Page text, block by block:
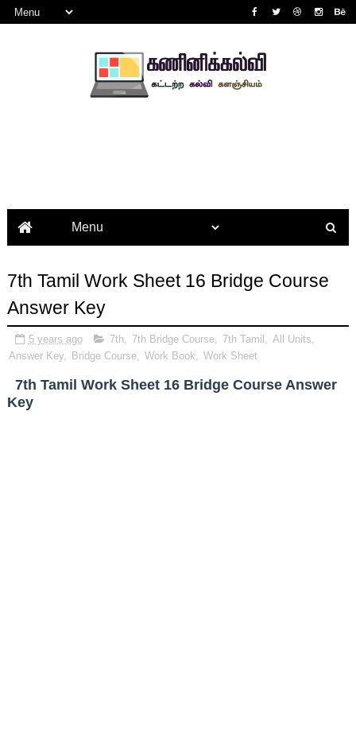
7th Tamil Work Sheet 16 Bridge Course
Answer Key
5 years ago 7th, 7th Bridge Course, 7th Tamil All Units
Answer Key, Bridge Course, Work Book Work Sheet
7th Tamil Work Sheet 16 Bridge Course Answer
Key